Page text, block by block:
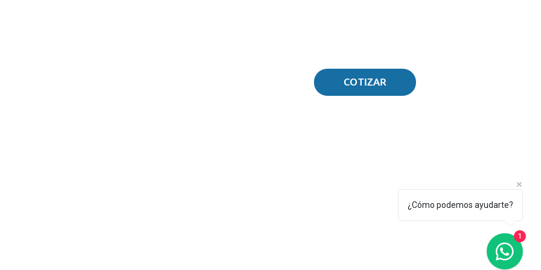
COTIZAR
¿Cómo podemos ayudarte?
1